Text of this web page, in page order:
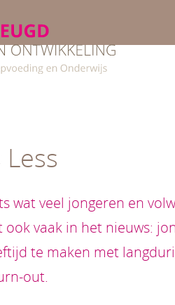
wat veel jongeren en
ook vaak in het nieuws:
te maken met
out.